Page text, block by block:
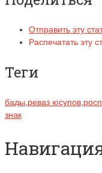
Отправить эту
Распечатать эту
Теги
бады реваз юсупов
знак